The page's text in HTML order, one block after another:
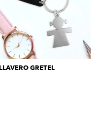
LLAVERO GRETEL